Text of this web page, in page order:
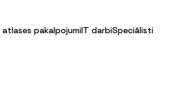
atlases pakalpojumiIT darbiSpeciālisti